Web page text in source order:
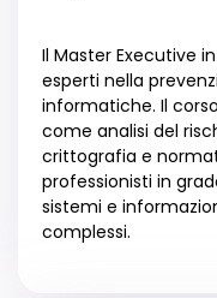
Il Master Executive
esperti nella
informatiche. Il
come analisi del
crittografia e
professionisti in
sistemi e
complessi.